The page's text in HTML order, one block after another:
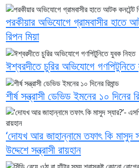
পরকীয়ার অভিযোগে গ্রামবাসীর হাতে
রিপন মিয়া
ঈশ্বরদীতে চুরির অভিযোগে
শীর্ষ সন্ত্রাসী ডেভিড ইমনের ১০ দিনের
‘দোযখ আর জাহান্নামে তফাৎ কি মাসুদ
উদ্দেশে সন্ত্রাসী রায়হান